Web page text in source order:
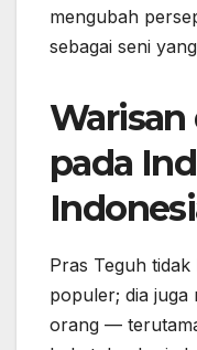
mengubah
sebagai seni
pada
Pras Teguh
populer; dia juga
orang —